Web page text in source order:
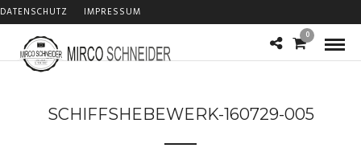
DATENSCHUTZ IMPRESSUM
0
SCHIFFSHEBEWERK-160729-005